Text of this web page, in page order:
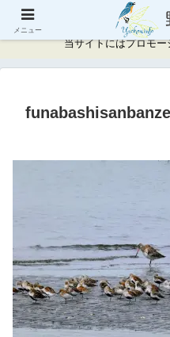
神奈川県周
当サイトにはプロモ
メニュー